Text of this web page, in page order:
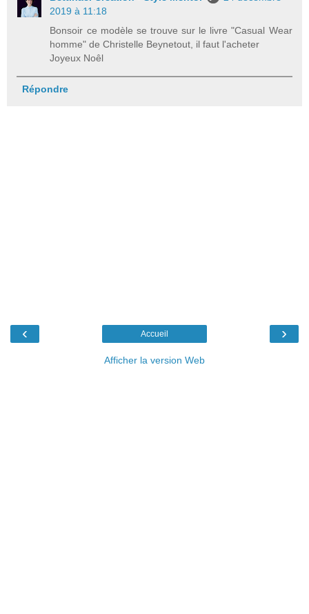
2019 à 11:18
Bonsoir ce modèle se trouve sur le livre "Casual Wear
homme" de Christelle Beynetout, il faut l'acheter
Joyeux Noêl
Répondre
‹ ›
Accueil
Afficher la version Web